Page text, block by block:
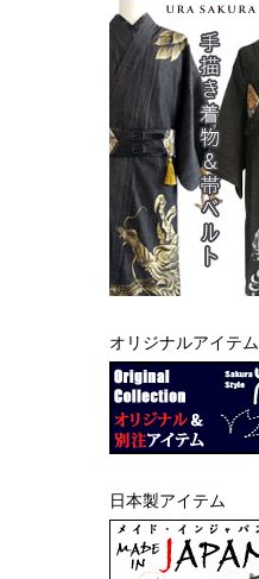
オリジナルアイテム
日本製アイテム